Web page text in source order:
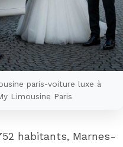
paris-voiture luxe à
Limousine Paris
habitants, Marnes-